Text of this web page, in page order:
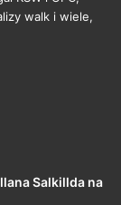
walk i wiele,
Salkillda na